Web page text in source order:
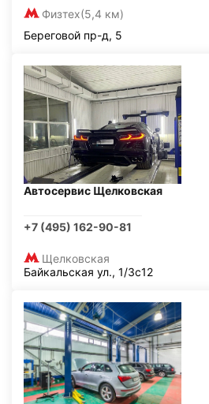
Физтех(5,4 км)
Береговой пр-д, 5
Автосервис Щелковская
+7 (495) 162-90-81
Щелковская
Байкальская ул., 1/3с12